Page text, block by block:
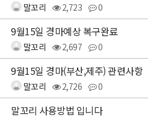
말꼬리 2,723 0
9월15일 경마예상 복구완료
말꼬리 2,697 0
9월15일 경마(부산,제주) 관련사항
말꼬리 2,726 0
말꼬리 사용방법 입니다